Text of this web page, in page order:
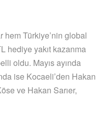
Türkiye’nin global
hediye yakıt kazanma
oldu. Mayıs ayında
ise Kocaeli’den Hakan
ve Hakan Sarıer,